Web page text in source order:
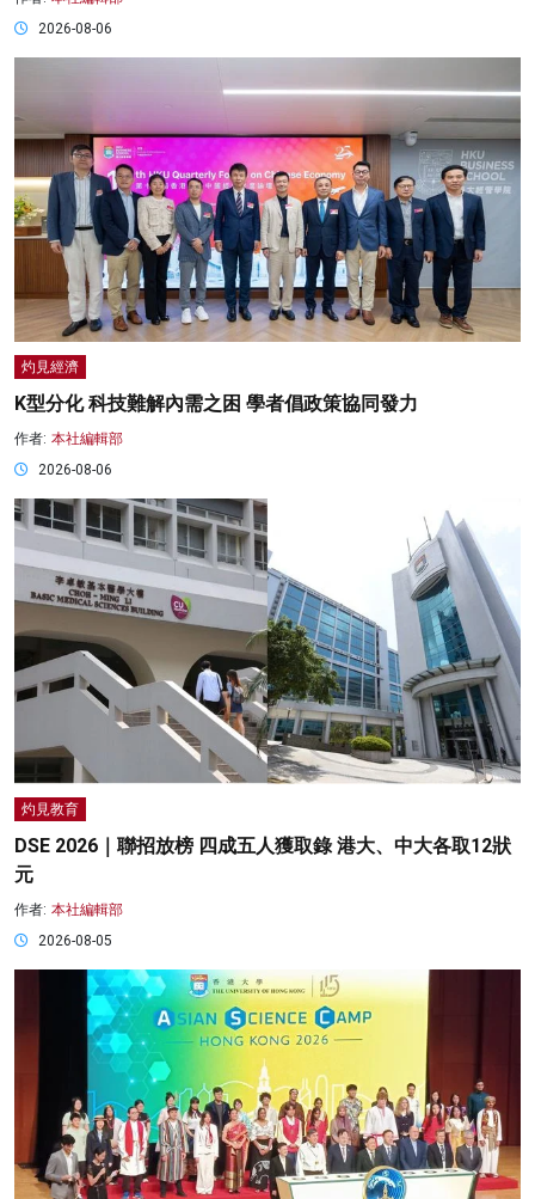
2026-08-06
灼見經濟
K型分化 科技難解內需之困 學者倡政策協同發力
作者: 本社編輯部
2026-08-06
灼見教育
DSE 2026｜聯招放榜 四成五人獲取錄 港大、中大各取12狀
元
作者: 本社編輯部
2026-08-05